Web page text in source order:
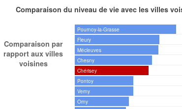
Comparaison du niveau de vie avec les villes
Comparaison par
rapport aux villes
voisines
Pournoy-la-Grasse
Fleury
Mécleuves
Chesny
Chérisey
Pontoy
Verny
Orny